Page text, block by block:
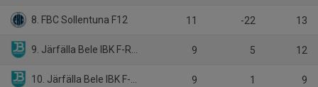
8. FBC Sollentuna F12 11 -22 13
9. Järfälla Bele IBK F-Röd 9 5 12
10. Järfälla Bele IBK F-Röd vit 9 1 9